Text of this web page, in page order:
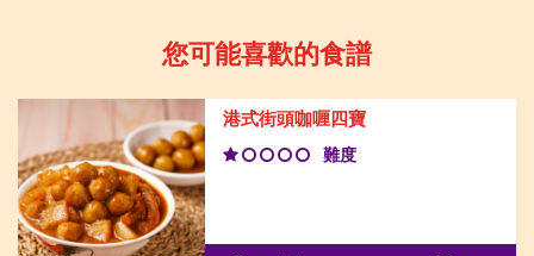
您可能喜歡的食譜
港式街頭咖喱四寶
難度